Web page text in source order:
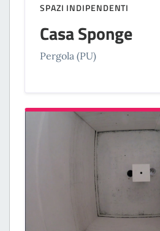
SPAZI INDIPENDENTI
Casa Sponge
Pergola (PU)